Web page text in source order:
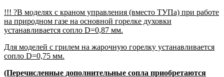
!!! ?В моделях с краном управления (вместо ТУПа) при работе
на природном газе на основной горелке духовки
устанавливается сопло D=0,87 мм.
Для моделей с грилем на жарочную горелку устанавливается
сопло D=0,75 мм.
(Перечисленные дополнительные сопла приобретаются